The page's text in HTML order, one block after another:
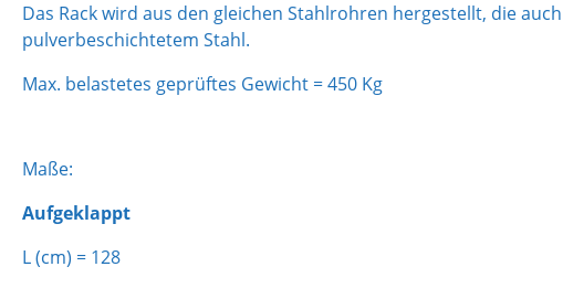
Das Rack wird aus den gleichen Stahlrohren hergestellt, die
pulverbeschichtetem Stahl.
Max. belastetes geprüftes Gewicht = 450 Kg
Maße:
Aufgeklappt
L (cm) = 128